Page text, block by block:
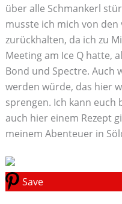
über alle Schmankerl
musste ich mich von den
zurückhalten, da ich zu
Meeting am Ice Q hatte,
Bond und Spectre. Auch
werden würde, das hier
sprengen. Ich kann euch
auch hier einem Rezept
meinem Abenteuer in
Save